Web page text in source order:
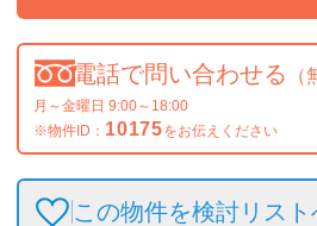
電話で問い合わせる （
月～金曜日 9:00～18:00
※物件ID： 10175をお伝えください
この物件を検討リス